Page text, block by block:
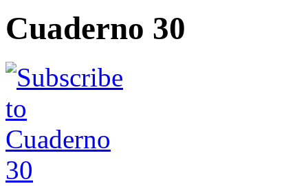
Cuaderno 30